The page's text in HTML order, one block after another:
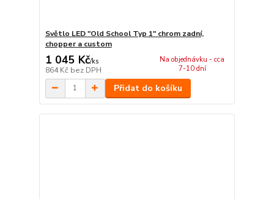
Světlo LED "Old School Typ 1" chrom zadní,
chopper a custom
1 045 Kč/ks
864 Kč bez DPH
Na objednávku - cca
7-10 dní
Přidat do košíku